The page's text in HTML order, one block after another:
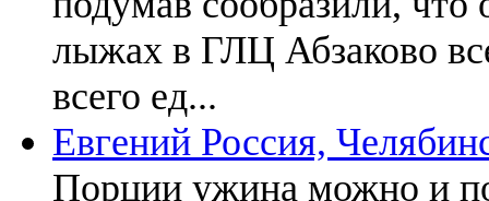
лыжах в ГЛЦ Абзаково
всего ед...
Евгений Россия,
Порции ужина можно и